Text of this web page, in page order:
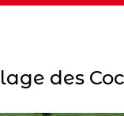
des